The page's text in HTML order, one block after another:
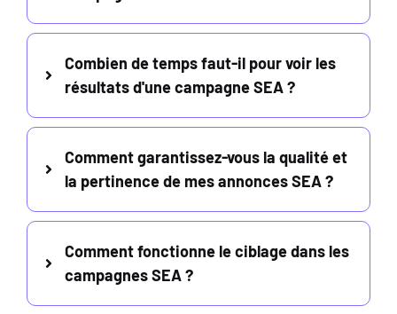
Combien de temps faut-il pour voir les
résultats d'une campagne SEA ?
Comment garantissez-vous la qualité et
la pertinence de mes annonces SEA ?
Comment fonctionne le ciblage dans les
campagnes SEA ?